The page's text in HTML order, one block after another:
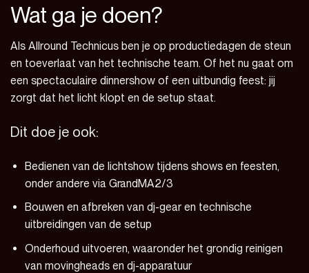
Wat ga je doen?
Als Allround Technicus ben je op productiedagen de steun
en toeverlaat van het technische team. Of het nu gaat om
een spectaculaire dinnershow of een uitbundig feest: jij
zorgt dat het licht klopt en de setup staat.
Dit doe je ook:
Bedienen van de lichtshow tijdens shows en feesten,
onder andere via GrandMA2/3
Bouwen en afbreken van dj-gear en technische
uitbreidingen van de setup
Onderhoud uitvoeren, waaronder het grondig reinigen
van movingheads en dj-apparatuur